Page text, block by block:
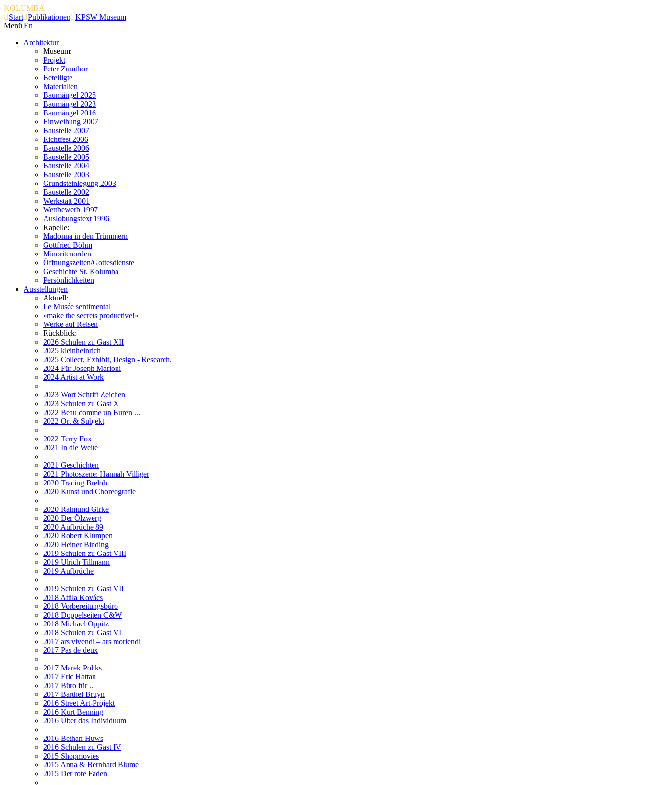
KOLUMBA
Start Publikationen
KPSW Museum
Menü En
Architektur
Museum:
Projekt
Peter Zumthor
Beteiligte
Materialien
Baumängel 2025
Baumängel 2023
Baumängel 2016
Einweihung 2007
Baustelle 2007
Richtfest 2006
Baustelle 2006
Baustelle 2005
Baustelle 2004
Baustelle 2003
Grundsteinlegung 2003
Baustelle 2002
Werkstatt 2001
Wettbewerb 1997
Auslobungstext 1996
Kapelle:
Madonna in den Trümmern
Gottfried Böhm
Minoritenorden
Öffnungszeiten/Gottesdienste
Geschichte St. Kolumba
Persönlichkeiten
Ausstellungen
Aktuell:
Le Musée sentimental
»make the secrets productive!«
Werke auf Reisen
Rückblick:
2026 Schulen zu Gast XII
2025 kleinheinrich
2025 Collect, Exhibit, Design - Research.
2024 Für Joseph Marioni
2024 Artist at Work
2023 Wort Schrift Zeichen
2023 Schulen zu Gast X
2022 Beau comme un Buren ...
2022 Ort & Subjekt
2022 Terry Fox
2021 In die Weite
2021 Geschichten
2021 Photoszene: Hannah Villiger
2020 Tracing Breloh
2020 Kunst und Choreografie
2020 Raimund Girke
2020 Der Ölzwerg
2020 Aufbrüche 89
2020 Robert Klümpen
2020 Heiner Binding
2019 Schulen zu Gast VIII
2019 Ulrich Tillmann
2019 Aufbrüche
2019 Schulen zu Gast VII
2018 Attila Kovács
2018 Vorbereitungsbüro
2018 Doppelseiten C&W
2018 Michael Oppitz
2018 Schulen zu Gast VI
2017 ars vivendi – ars moriendi
2017 Pas de deux
2017 Marek Poliks
2017 Eric Hattan
2017 Büro für ...
2017 Barthel Bruyn
2016 Street Art-Projekt
2016 Kurt Benning
2016 Über das Individuum
2016 Bethan Huws
2016 Schulen zu Gast IV
2015 Shopmovies
2015 Anna & Bernhard Blume
2015 Der rote Faden